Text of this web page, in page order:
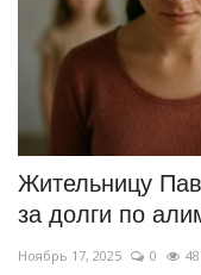
Жительницу
за долги по
Ноябрь 17, 2025 0